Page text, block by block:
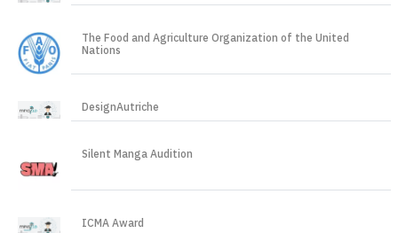
The Food and Agriculture Organization of the United
Nations
DesignAutriche
Silent Manga Audition
ICMA Award